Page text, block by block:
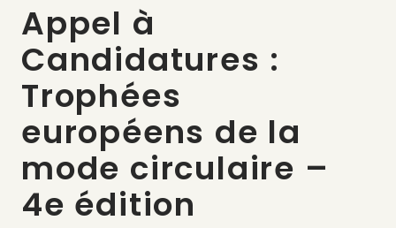
Appel à
Candidatures :
Trophées
européens de la
mode circulaire –
4e édition